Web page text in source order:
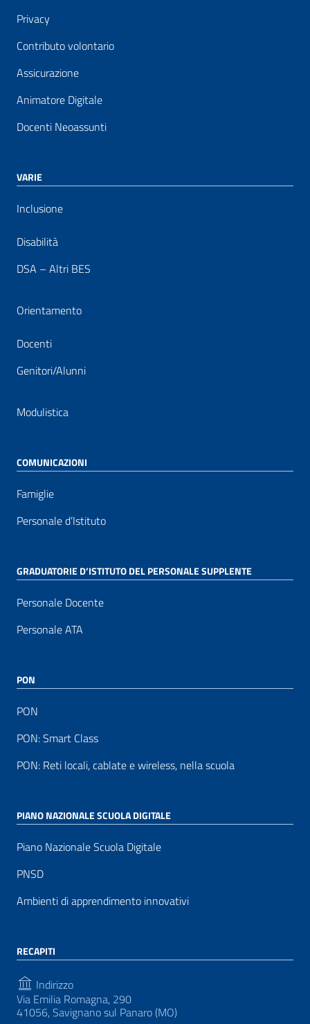
Privacy
Contributo volontario
Assicurazione
Animatore Digitale
Docenti Neoassunti
VARIE
Inclusione
Disabilità
DSA – Altri BES
Orientamento
Docenti
Genitori/Alunni
Modulistica
COMUNICAZIONI
Famiglie
Personale d’Istituto
GRADUATORIE D’ISTITUTO DEL PERSONALE SUPPLENTE
Personale Docente
Personale ATA
PON
PON
PON: Smart Class
PON: Reti locali, cablate e wireless, nella scuola
PIANO NAZIONALE SCUOLA DIGITALE
Piano Nazionale Scuola Digitale
PNSD
Ambienti di apprendimento innovativi
RECAPITI
Indirizzo
Via Emilia Romagna, 290
41056, Savignano sul Panaro (MO)